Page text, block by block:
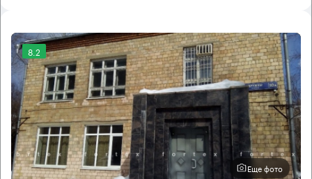
8.2
Еще фото